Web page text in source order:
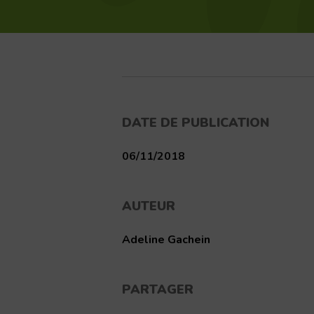
DATE DE PUBLICATION
06/11/2018
AUTEUR
Adeline Gachein
PARTAGER